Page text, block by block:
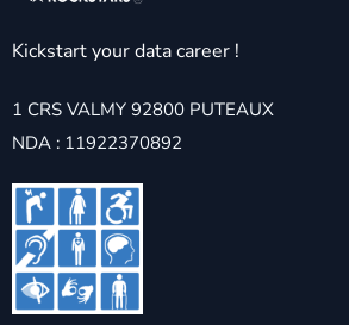
Kickstart your data career !
1 CRS VALMY 92800 PUTEAUX
NDA : 11922370892